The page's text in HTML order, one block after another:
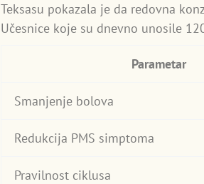
Teksasu pokazala je da redovna
Učesnice koje su dnevno unosile
Parametar
Smanjenje bolova
Redukcija PMS simptoma
Pravilnost ciklusa